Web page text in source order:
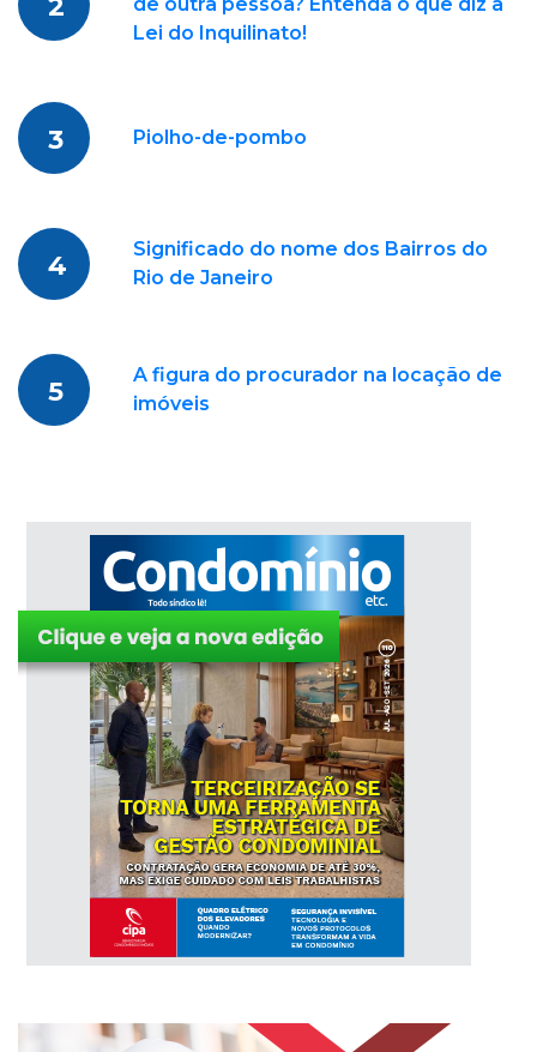
2
de outra pessoa? Entenda o que diz a
Lei do Inquilinato!
3 Piolho-de-pombo
4
Significado do nome dos Bairros do
Rio de Janeiro
5
A figura do procurador na locação de
imóveis